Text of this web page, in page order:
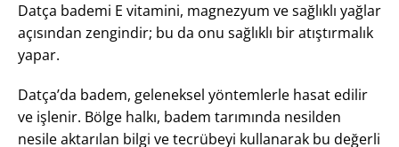
Datça bademi E vitamini, magnezyum ve sağlıklı yağlar
açısından zengindir; bu da onu sağlıklı bir atıştırmalık
yapar.
Datça’da badem, geleneksel yöntemlerle hasat edilir
ve işlenir. Bölge halkı, badem tarımında nesilden
nesile aktarılan bilgi ve tecrübeyi kullanarak bu değerli